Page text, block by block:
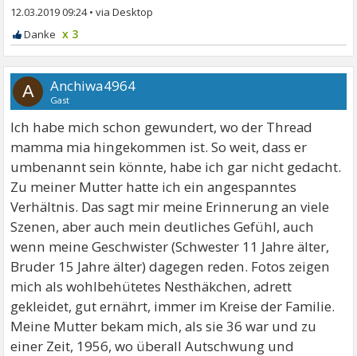
12.03.2019 09:24•
x 3
A Anchiwa4964
Gast
Ich habe mich schon gewundert, wo der Thread
mamma mia hingekommen ist. So weit, dass er
umbenannt sein könnte, habe ich gar nicht gedacht.
Zu meiner Mutter hatte ich ein angespanntes
Verhältnis. Das sagt mir meine Erinnerung an viele
Szenen, aber auch mein deutliches Gefühl, auch
wenn meine Geschwister (Schwester 11 Jahre älter,
Bruder 15 Jahre älter) dagegen reden. Fotos zeigen
mich als wohlbehütetes Nesthäkchen, adrett
gekleidet, gut ernährt, immer im Kreise der Familie.
Meine Mutter bekam mich, als sie 36 war und zu
einer Zeit, 1956, wo überall Autschwung und